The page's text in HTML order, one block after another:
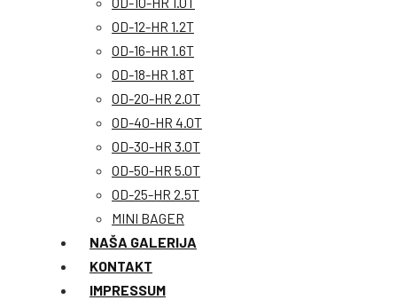
OD-12-HR 1.2T
OD-16-HR 1.6T
OD-18-HR 1.8T
OD-20-HR 2.0T
OD-40-HR 4.0T
OD-30-HR 3.0T
OD-50-HR 5.0T
OD-25-HR 2.5T
MINI BAGER
NAŠA GALERIJA
KONTAKT
IMPRESSUM